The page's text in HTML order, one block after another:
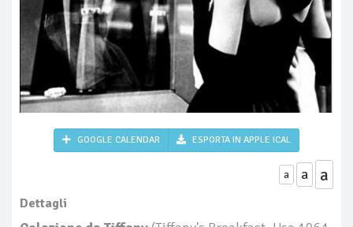
GOOGLE CALENDAR ESPORTA IN APPLE ICAL
a a a
Dettagli